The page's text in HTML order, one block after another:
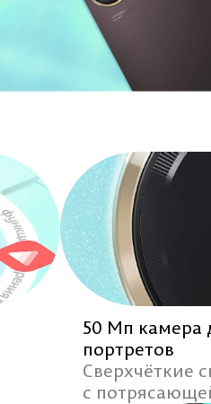
50 Мп камера
портретов
Сверхчёткие
с